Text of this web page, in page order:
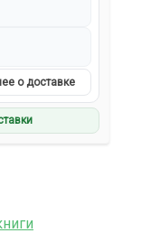
о доставке